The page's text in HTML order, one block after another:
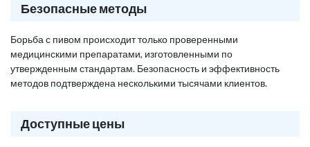
Безопасные методы
Борьба с пивом происходит только проверенными
медицинскими препаратами, изготовленными по
утвержденным стандартам. Безопасность и эффективность
методов подтверждена несколькими тысячами клиентов.
Доступные цены